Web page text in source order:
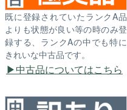
既に登録されていたランクA品
よりも状態が良い等の時のみ登
録する、ランクAの中でも特に
きれいな中古品です。
中古品についてはこちら